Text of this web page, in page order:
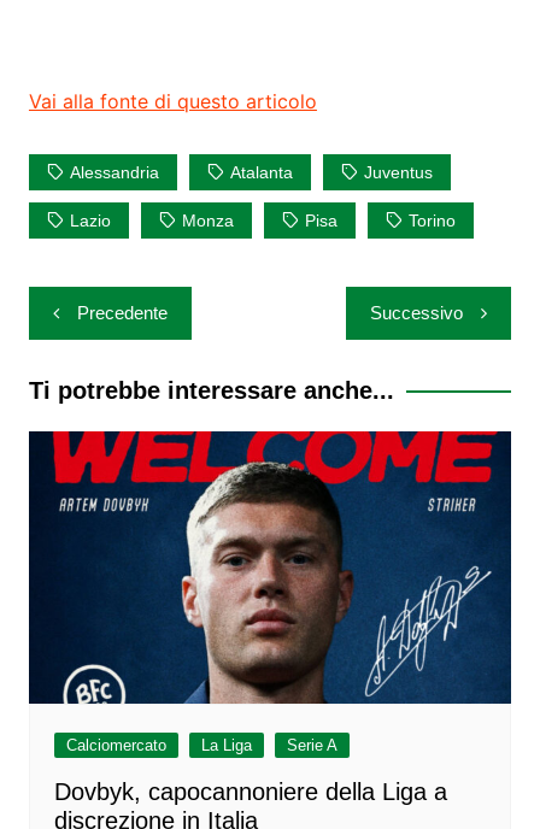
Vai alla fonte di questo articolo
Alessandria Atalanta Juventus
Lazio Monza Pisa Torino
Navigazione
articoli
Precedente Successivo
Ti potrebbe interessare anche...
Calciomercato La Liga Serie A
Dovbyk, capocannoniere della Liga a
discrezione in Italia